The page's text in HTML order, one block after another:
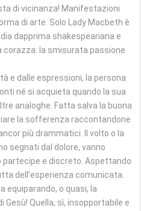
di vicinanza! Manifestazioni
di arte. Solo Lady Macbeth è
dapprima shakespeariana e
corazza: la smisurata passione
e dalle espressioni, la persona
né si acquieta quando la sua
analoghe. Fatta salva la buona
la sofferenza raccontandone
più drammatici. Il volto o la
segnati dal dolore, vanno
e discreto. Aspettando
dell’esperienza comunicata.
equiparando, o quasi, la
Quella, sì, insopportabile e